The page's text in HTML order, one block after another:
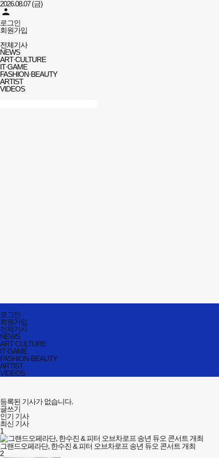
2026.08.07 (금)
person
로그인
회원가입
아트앤엔터
미디어뉴스
전체메뉴
열기/
닫기
전체기사
NEWS
ART·CULTURE
IT·GAME
FASHION·BEAUTY
ARTIST
VIDEOS
전체메뉴
닫기
로그인
회원가입
전체기사
NEWS
ART·CULTURE
IT·GAME
FASHION·BEAUTY
ARTIST
VIDEOS
등록된 기사가 없습니다.
글쓰기
인기 기사
최신 기사
1
그랜드오페라단, 한수진 & 피터 오브차로프 송년 듀오 콘서트 개최
2